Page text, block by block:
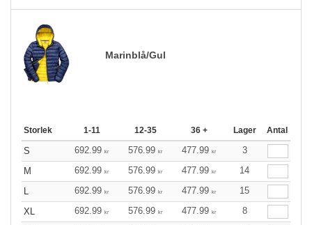
Marinblå/Gul
Storlek 1-11 12-35 36 + Lager Antal
S 692.99 kr 576.99 kr 477.99 kr
3
M
692.99 kr 576.99 kr 477.99 kr
14
L
692.99 kr 576.99 kr 477.99 kr
15
XL
692.99 kr 576.99 kr 477.99 kr
8